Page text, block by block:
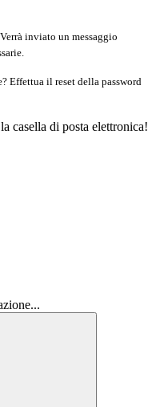
Verrà inviato un messaggio
Effettua il reset della password
casella di posta elettronica!